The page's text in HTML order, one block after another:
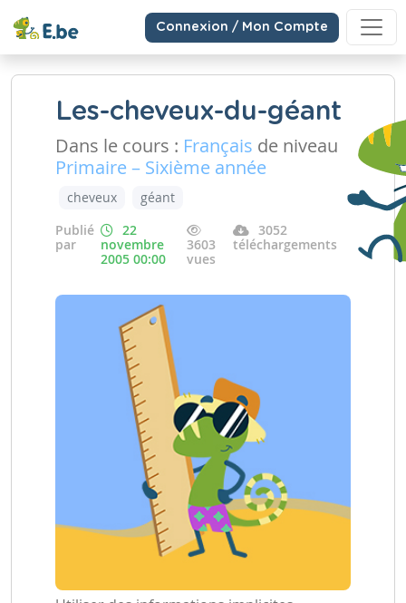
Connexion / Mon Compte
Les-cheveux-du-géant
Dans le cours : Français de niveau
Primaire – Sixième année
cheveux
géant
Publié
par
22
novembre
2005 00:00
3603
vues
3052
téléchargements